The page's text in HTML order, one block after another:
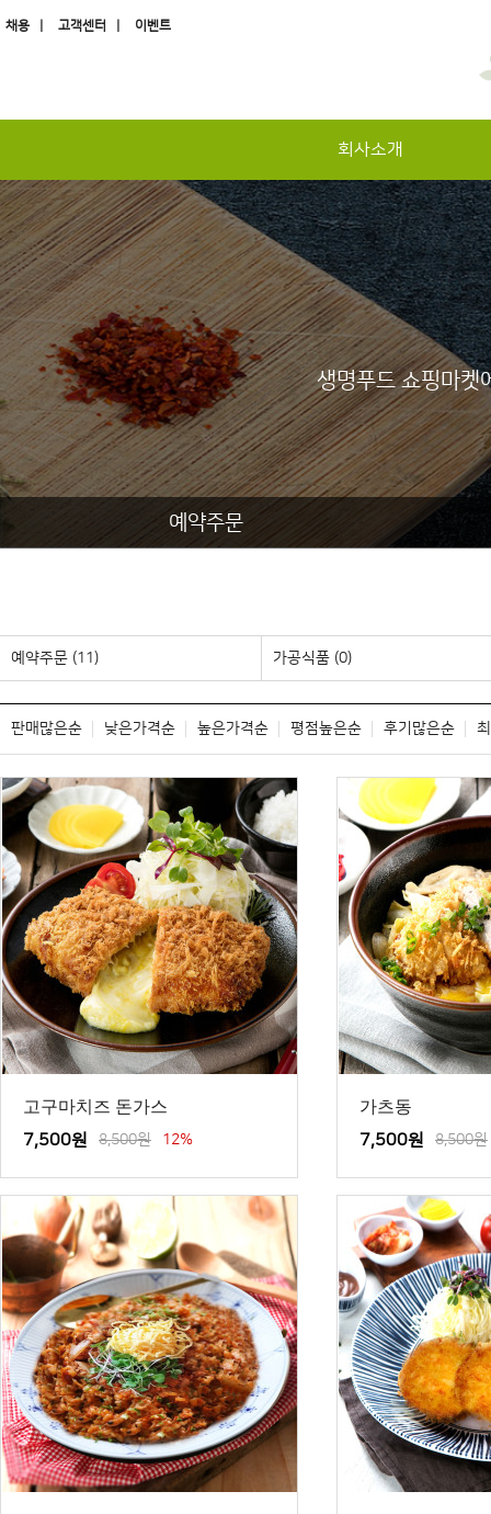
채용 | 고객센터 | 이벤트
회사소개
하위분류 하위분류 하위분류
생명푸드 쇼핑마켓
예약주문
예약주문 (11) 가공식품 (0)
판매많은순 낮은가격순 높은가격순 평점높은순 후기많은순
고구마치즈 돈가스
12%
8,500원
7,500원
가츠동
8,500원
7,500원